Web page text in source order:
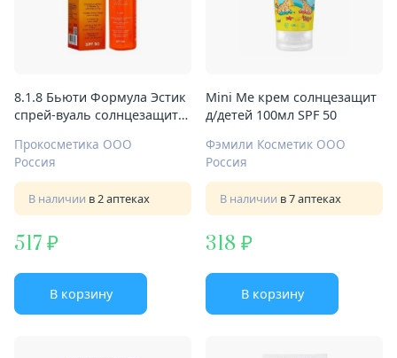
8.1.8 Бьюти Формула Эстик
спрей-вуаль солнцезащит
Прокосметика ООО
Россия
В наличии в 2 аптеках
517
В корзину
Mini Me крем солнцезащит
д/детей 100мл SPF 50
Фэмили Косметик ООО
Россия
В наличии в 7 аптеках
318
В корзину